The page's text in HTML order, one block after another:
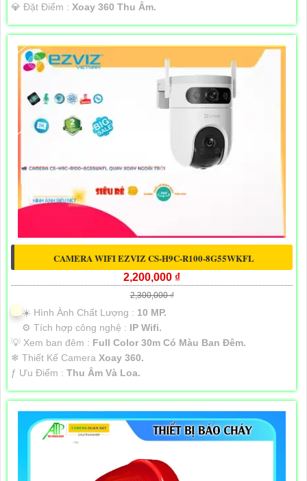
️💎 Đặt Điểm : Xoay 360 Thu Âm.
CAMERA WIFI EZVIZ CS-H9C-R100-8G55WKFL
2,200,000 ₫
2,300,000 ₫
☀️ Hình Ành Chất Lượng : 10 MP.
⚙ Tích hợp công nghệ : IP Wifi.
💡 Xem ban đêm : Full Color 30m Có Màu Ban Ðêm.
❄ Thiết Kế Camera Xoay 360.
️ƒ Ưu Điểm : Thu Âm Và Loa.